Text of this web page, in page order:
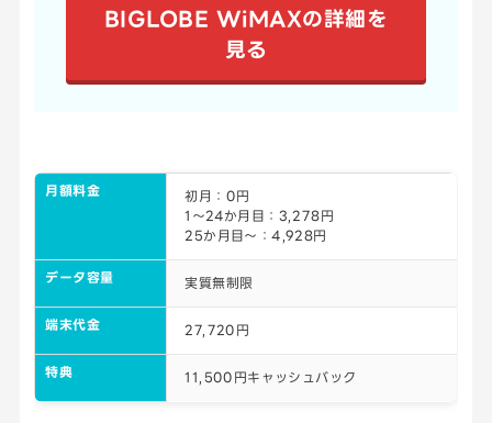
BIGLOBE WiMAXの詳細を
見る
月額料金
初月：0円
1～24か月目：3,278円
25か月目～：4,928円
データ容量 実質無制限
端末代金 27,720円
特典 11,500円キャッシュバック